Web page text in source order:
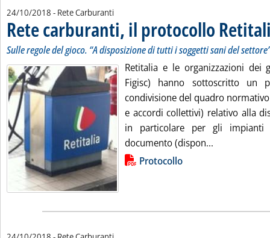
24/10/2018 - Rete Carburanti
Rete carburanti, il protocollo
Sulle regole del gioco. “A disposizione di tutti i soggetti sani del
Retitalia e le organizzazioni dei
Figisc) hanno sottoscritto un
condivisione del quadro
e accordi collettivi) relativo alla
in particolare per gli
documento (dispon...
Lista allegati PDF alla notizia
Protocollo